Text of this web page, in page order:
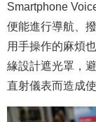
Smartphone
便能進行導航、
用手操作的麻煩
緣設計遮光罩，
直射儀表而造成